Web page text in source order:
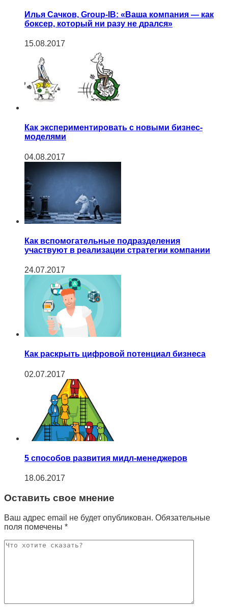
Илья Сачков, Group-IB: «Ваша компания — как
боксер, который ни разу не дрался»
15.08.2017
Как экспериментировать с новыми бизнес-
моделями
04.08.2017
Как вспомогательные подразделения
участвуют в реализации стратегии компании
24.07.2017
Как раскрыть цифровой потенциал бизнеса
02.07.2017
5 способов развития мидл-менеджеров
18.06.2017
Оставить свое мнение
Ваш адрес email не будет опубликован. Обязательные
поля помечены *